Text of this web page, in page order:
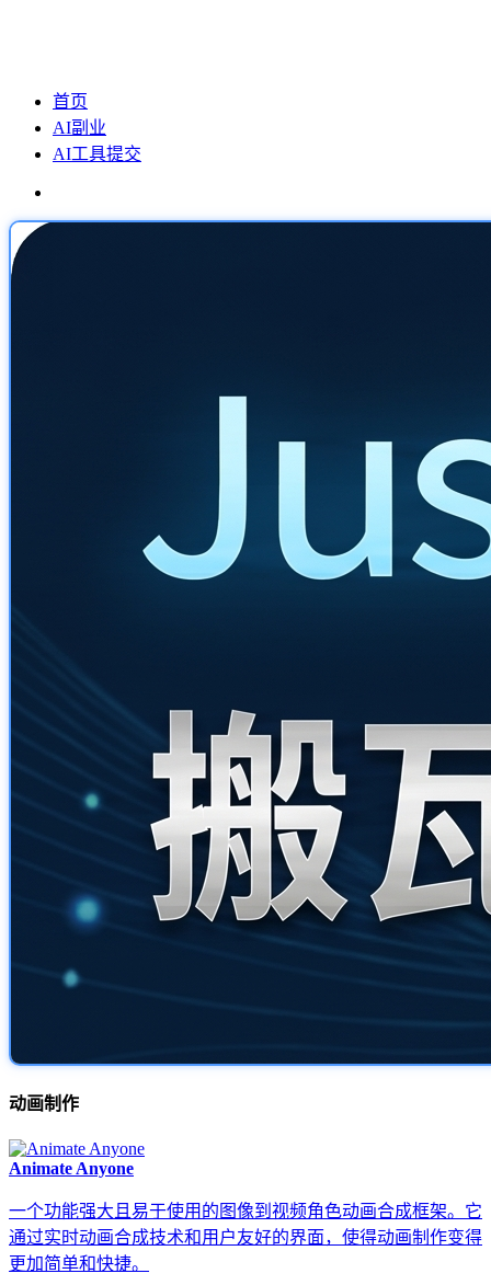
首页
AI副业
AI工具提交
动画制作
Animate Anyone
一个功能强大且易于使用的图像到视频角色动画合成框架。它
通过实时动画合成技术和用户友好的界面，使得动画制作变得
更加简单和快捷。